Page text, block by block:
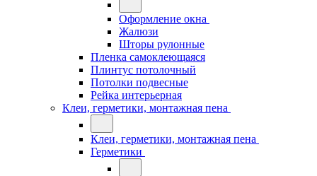
Оформление окна
Жалюзи
Шторы рулонные
Пленка самоклеющаяся
Плинтус потолочный
Потолки подвесные
Рейка интерьерная
Клеи, герметики, монтажная пена
Клеи, герметики, монтажная пена
Герметики